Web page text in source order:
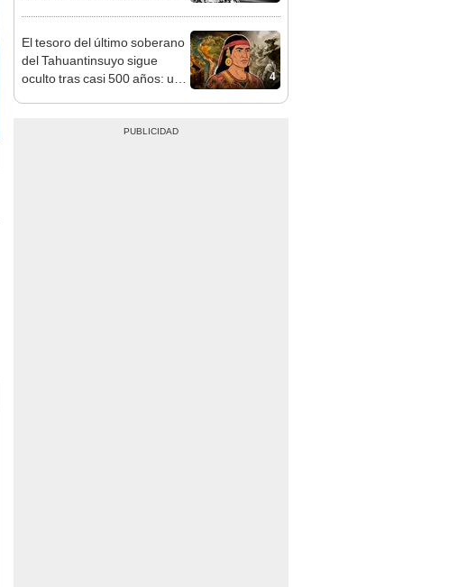
4
El tesoro del último soberano
del Tahuantinsuyo sigue
oculto tras casi 500 años: un